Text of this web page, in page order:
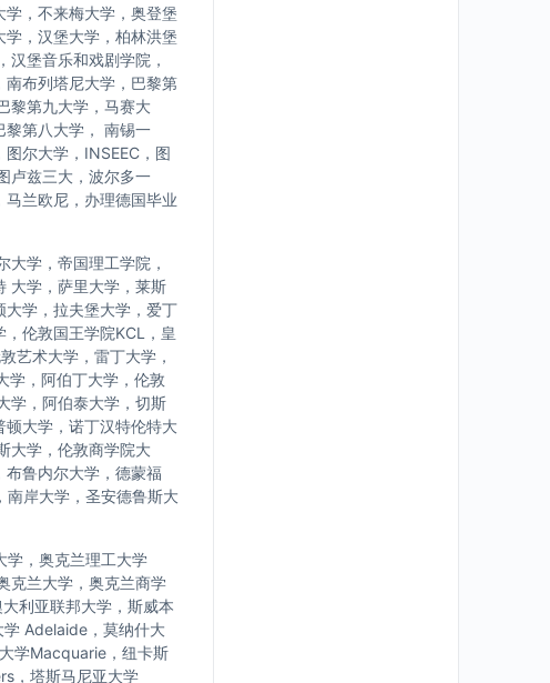
，不来梅大学，奥登堡
，汉堡大学，柏林洪堡
堡音乐和戏剧学院，
布列塔尼大学，巴黎第
黎第九大学，马赛大
黎第八大学， 南锡一
尔大学，INSEEC，图
卢兹三大，波尔多一
兰欧尼，办理德国毕业
学，帝国理工学院，
大学，萨里大学，莱斯
学，拉夫堡大学，爱丁
伦敦国王学院KCL，皇
艺术大学，雷丁大学，
学，阿伯丁大学，伦敦
学，阿伯泰大学，切斯
大学，诺丁汉特伦特大
大学，伦敦商学院大
布鲁内尔大学，德蒙福
南岸大学，圣安德鲁斯大
，奥克兰理工大学
克兰大学，奥克兰商学
利亚联邦大学，斯威本
Adelaide，莫纳什大
学Macquarie，纽卡斯
，塔斯马尼亚大学